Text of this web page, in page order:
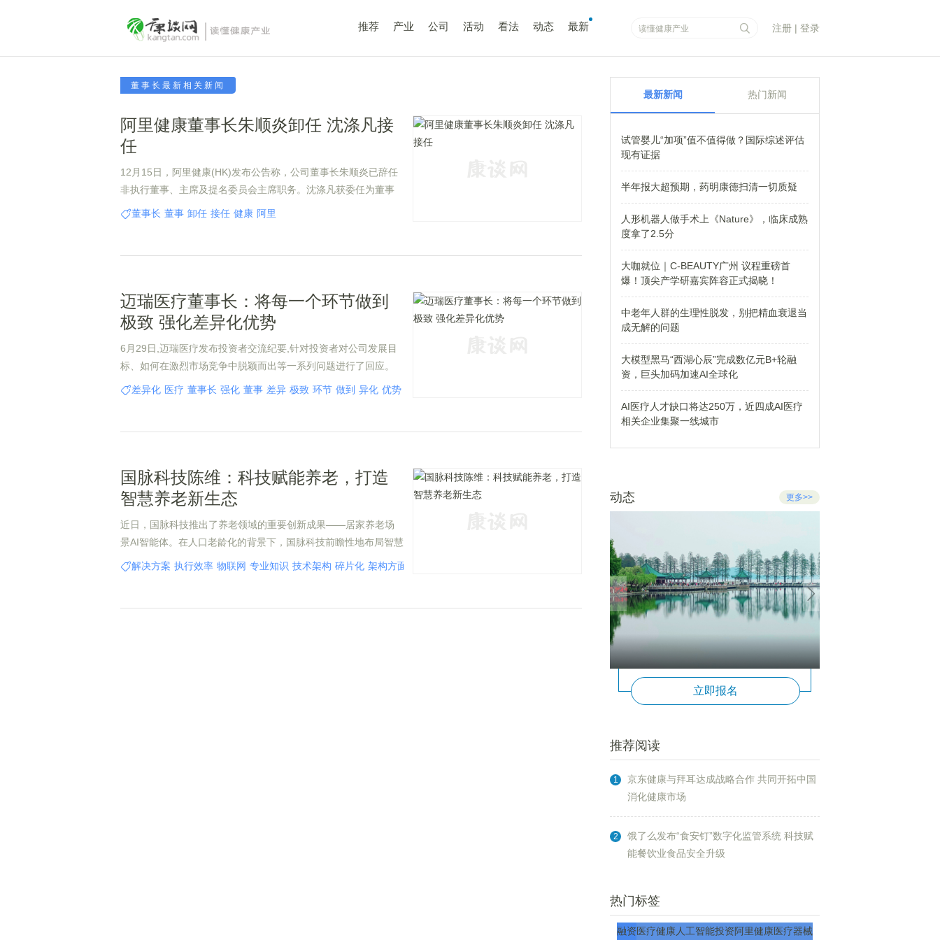
推荐 产业 公司 活动 看法 动态 最新 注册 | 登录
董事长最新相关新闻
阿里健康董事长朱顺炎卸任 沈涤凡接
任
12月15日，阿里健康(HK)发布公告称，公司董事长朱顺炎已辞任
非执行董事、主席及提名委员会主席职务。沈涤凡获委任为董事
会主席兼公司提名委员会主席。
董事长 董事 卸任 接任 健康 阿里
迈瑞医疗董事长：将每一个环节做到
极致 强化差异化优势
6月29日,迈瑞医疗发布投资者交流纪要,针对投资者对公司发展目
标、如何在激烈市场竞争中脱颖而出等一系列问题进行了回应。
差异化 医疗 董事长 强化 董事 差异 极致 环节 做到 异化 优势
国脉科技陈维：科技赋能养老，打造
智慧养老新生态
近日，国脉科技推出了养老领域的重要创新成果——居家养老场
景AI智能体。在人口老龄化的背景下，国脉科技前瞻性地布局智慧
养老领域。董事长陈维表示，国脉科技将依托在通信和物联网领
解决方案 执行效率 物联网 专业知识 技术架构 碎片化 架构方面 医疗机构 肌肉 防风 小区 和丰 全保 董事长 管理 发展
最新新闻 热门新闻
试管婴儿“加项”值不值得做？国际综述评估
现有证据
半年报大超预期，药明康德扫清一切质疑
人形机器人做手术上《Nature》，临床成熟
度拿了2.5分
大咖就位｜C-BEAUTY广州 议程重磅首
爆！顶尖产学研嘉宾阵容正式揭晓！
中老年人群的生理性脱发，别把精血衰退当
成无解的问题
大模型黑马“西湖心辰”完成数亿元B+轮融
资，巨头加码加速AI全球化
AI医疗人才缺口将达250万，近四成AI医疗
相关企业集聚一线城市
动态 更多>>
立即报名
推荐阅读
1
京东健康与拜耳达成战略合作 共同开拓中国
消化健康市场
2
饿了么发布“食安钉”数字化监管系统 科技赋
能餐饮业食品安全升级
热门标签
融资医疗健康人工智能投资阿里健康医疗器械